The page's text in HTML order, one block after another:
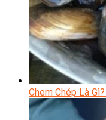
Chem Chép Là